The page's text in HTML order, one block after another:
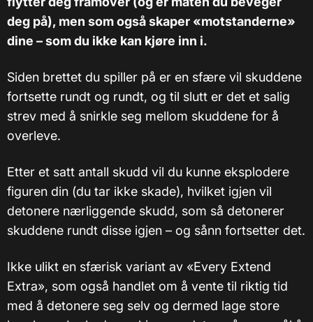
deg på), men som også skaper «motstanderne»
dine – som du ikke kan kjøre inn i.
Siden brettet du spiller på er en sfære vil skuddene
fortsette rundt og rundt, og til slutt er det et salig
strev med å snirkle seg mellom skuddene for å
overleve.
Etter et satt antall skudd vil du kunne eksplodere
figuren din (du tar ikke skade), hvilket igjen vil
detonere nærliggende skudd, som så detonerer
skuddene rundt disse igjen – og sånn fortsetter det.
Ikke ulikt en sfærisk variant av «Every Extend
Extra», som også handlet om å vente til riktig tid
med å detonere seg selv og dermed lage store